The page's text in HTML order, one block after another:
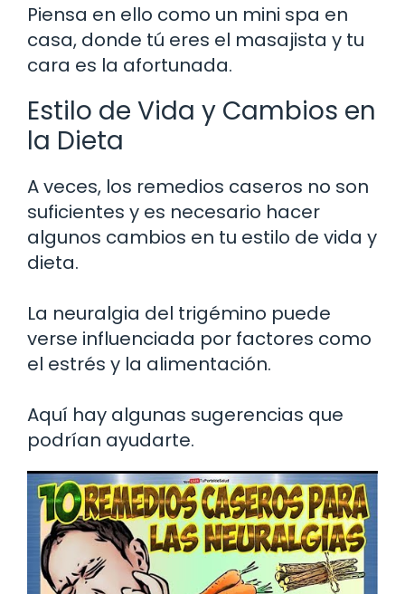
Piensa en ello como un mini spa en
casa, donde tú eres el masajista y tu
cara es la afortunada.
Estilo de Vida y Cambios en
la Dieta
A veces, los remedios caseros no son
suficientes y es necesario hacer
algunos cambios en tu estilo de vida y
dieta.
La neuralgia del trigémino puede
verse influenciada por factores como
el estrés y la alimentación.
Aquí hay algunas sugerencias que
podrían ayudarte.